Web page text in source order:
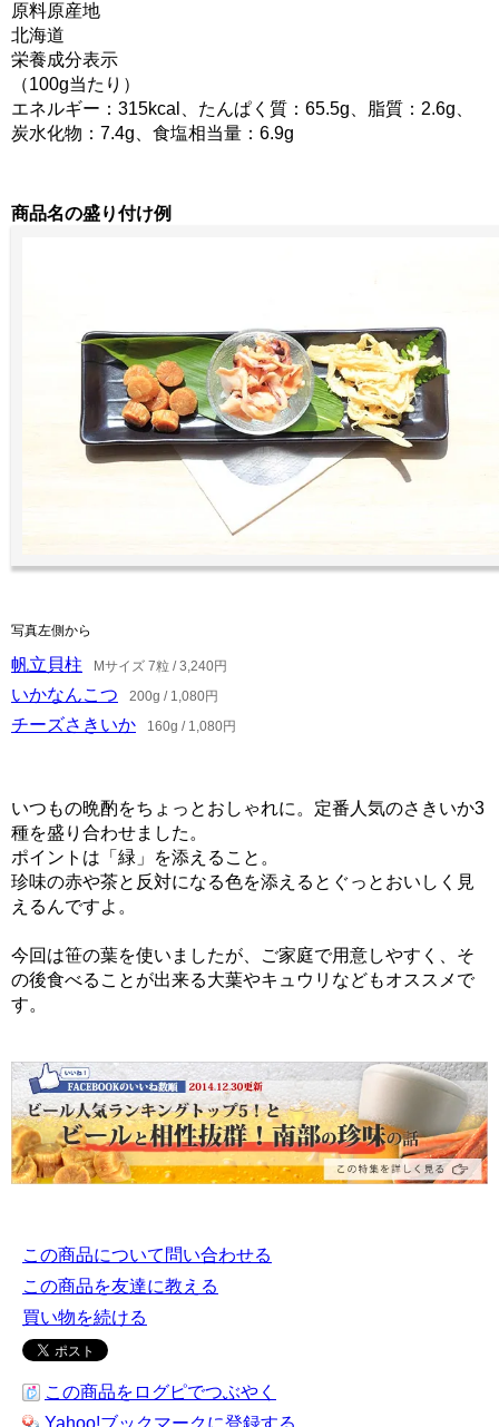
原料原産地
北海道
栄養成分表示
（100g当たり）
エネルギー：315kcal、たんぱく質：65.5g、脂質：2.6g、
炭水化物：7.4g、食塩相当量：6.9g
商品名の盛り付け例
写真左側から
帆立貝柱 Mサイズ 7粒 / 3,240円
いかなんこつ 200g / 1,080円
チーズさきいか 160g / 1,080円
いつもの晩酌をちょっとおしゃれに。定番人気のさきいか3
種を盛り合わせました。
ポイントは「緑」を添えること。
珍味の赤や茶と反対になる色を添えるとぐっとおいしく見
えるんですよ。
今回は笹の葉を使いましたが、ご家庭で用意しやすく、そ
の後食べることが出来る大葉やキュウリなどもオススメで
す。
この商品について問い合わせる
この商品を友達に教える
買い物を続ける
この商品をログピでつぶやく